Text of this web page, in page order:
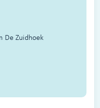
De Zuidhoek